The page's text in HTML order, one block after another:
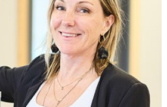
i praktiken.
vårt samarbete som ni uppskattade?
den raka kommunikationen och de
lyssnade på oss i ett tidigt skede
våra önskemål, för att sedan omsätta
känns som om ni tänkt på precis allt!